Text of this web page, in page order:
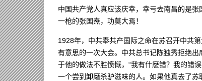
中国共产党人真应该庆幸，幸亏去南昌的是
一枪的张国焘，功莫大焉！
1928年，中共奉共产国际之命在苏召开中共
有意思的一次大会。中共总书记陈独秀拒绝
于他的做法不胜愤慨，“我有什麽错？我的错
一个尝到卸磨杀驴滋味的人。如果他真去了苏